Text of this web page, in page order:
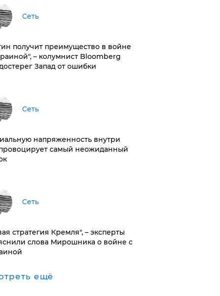
Сеть
получит преимущество в войне
– колумнист Bloomberg
Запад от ошибки
Сеть
напряженность внутри
самый неожиданный
Сеть
стратегия Кремля", – эксперты
слова Мирошника о войне с
ещё